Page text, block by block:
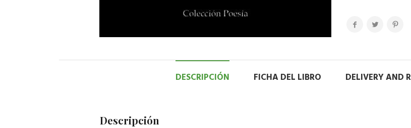
DESCRIPCIÓN FICHA DEL LIBRO DELIVERY AND
Descripción